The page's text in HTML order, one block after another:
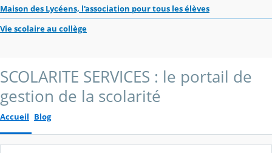
Maison des Lycéens, l'association pour tous les élèves
Vie scolaire au collège
SCOLARITE SERVICES : le portail de
gestion de la scolarité
Accueil Blog